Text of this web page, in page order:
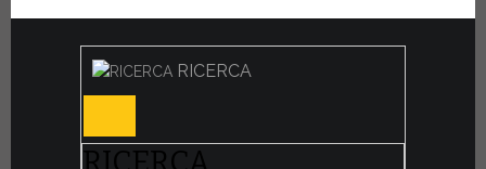
RICERCA
RICERCA